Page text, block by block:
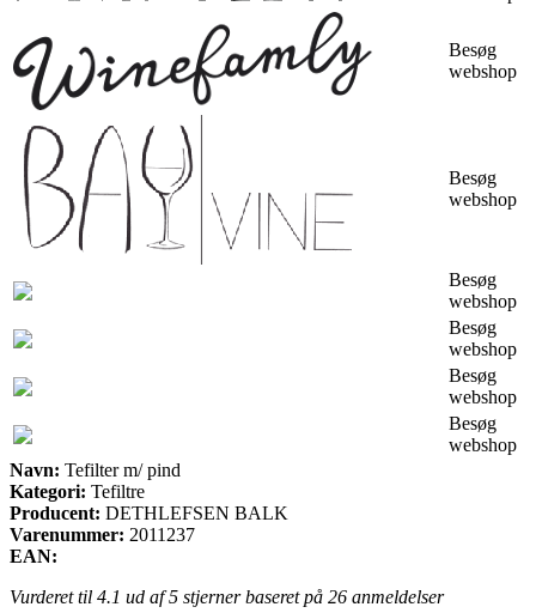
Besøg
webshop
Besøg
webshop
Besøg
webshop
Besøg
webshop
Besøg
webshop
Besøg
webshop
Navn: Tefilter m/ pind
Kategori: Tefiltre
Producent: DETHLEFSEN BALK
Varenummer: 2011237
EAN:
Vurderet til 4.1 ud af 5 stjerner baseret på 26 anmeldelser